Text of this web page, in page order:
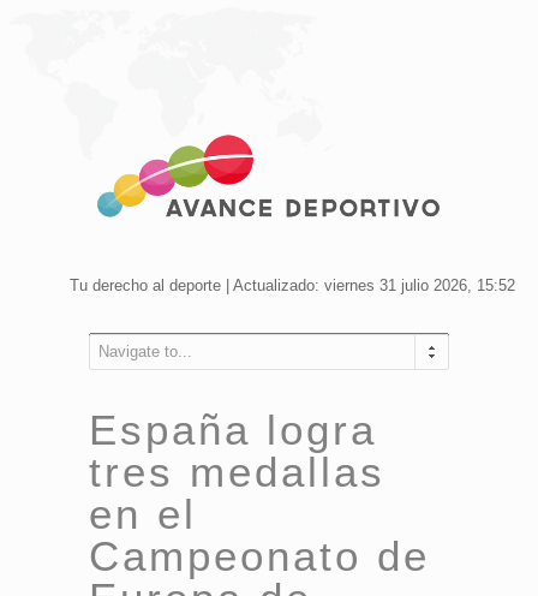
Tu derecho al deporte | Actualizado: viernes 31 julio 2026, 15:52
Navigate to...
España logra
tres medallas
en el
Campeonato de